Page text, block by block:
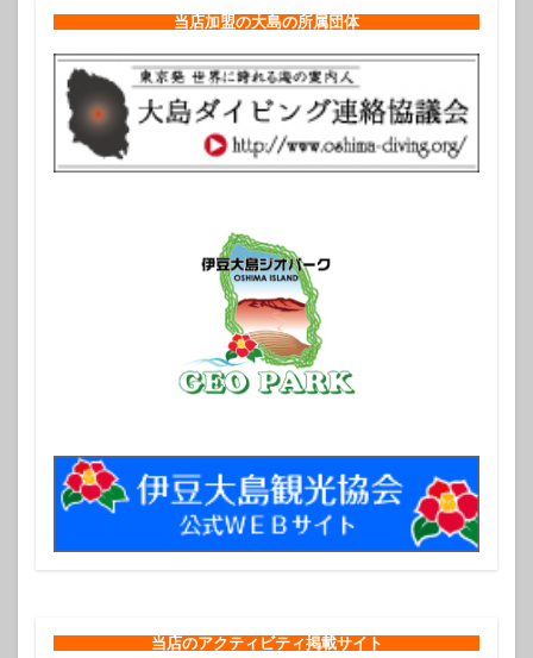
当店加盟の大島の所属団体
当店のアクティビティ掲載サイト